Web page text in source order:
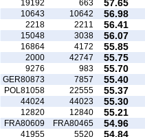
57.65
663
19192
56.98
10642
10643
56.41
2211
2218
56.07
3038
15048
55.85
4172
16864
55.75
42747
2000
55.70
983
9276
55.40
7857
GER80873
55.37
22555
POL81058
55.30
44023
44024
55.21
12840
12820
54.96
FRA80465
FRA80609
54.84
5520
41955